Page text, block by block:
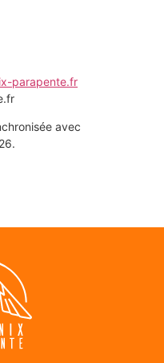
parapente.fr
avec